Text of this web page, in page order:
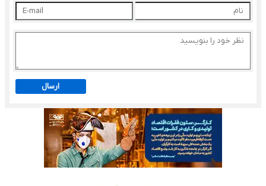
ارسال